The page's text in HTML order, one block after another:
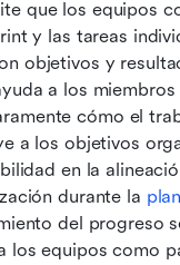
que los equipos
y las tareas
objetivos y
a los
cómo el
a los objetivos
en la
durante la
del progreso
los equipos como